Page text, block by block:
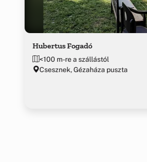
Hubertus Fogadó
<100 m-re a szállástól
Csesznek, Gézaháza puszta